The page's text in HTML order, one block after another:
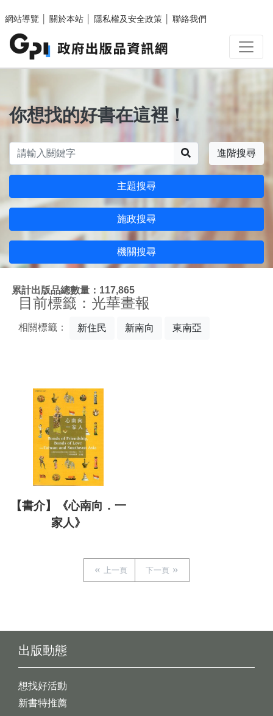
網站導覽
關於本站 隱私權及安全政策 聯絡我們
你想找的好書在這裡！
進階搜尋
主題搜尋
施政搜尋
機關搜尋
累計出版品總數量：117,865
目前標籤：光華畫報
相關標籤： 新住民 新南向 東南亞
【書介】《心南向．一
家人》
上一頁 下一頁
出版動態
想找好活動
新書特推薦